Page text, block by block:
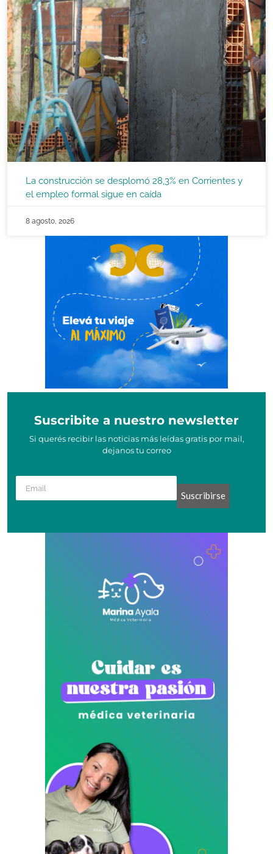
La construcción se desplomó 28,3% en Corrientes y
el empleo formal sigue en caída
8 agosto, 2026
Suscribite a nuestro newsletter
Si querés recibir las noticias más leídas gratis por mail,
dejanos tu correo
Suscribirse